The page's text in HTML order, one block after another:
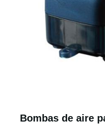
Bombas de aire